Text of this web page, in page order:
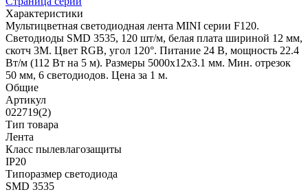
Характеристики
Мультицветная светодиодная лента MINI серии F120.
Светодиоды SMD 3535, 120 шт/м, белая плата шириной 12 мм,
скотч 3M. Цвет RGB, угол 120°. Питание 24 В, мощность 22.4
Вт/м (112 Вт на 5 м). Размеры 5000x12x3.1 мм. Мин. отрезок
50 мм, 6 светодиодов. Цена за 1 м.
Общие
Артикул
022719(2)
Тип товара
Лента
Класс пылевлагозащиты
IP20
Типоразмер светодиода
SMD 3535